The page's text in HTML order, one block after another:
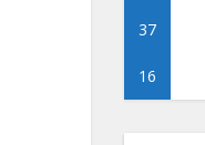
37
16